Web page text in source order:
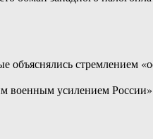
стремлением
усилением